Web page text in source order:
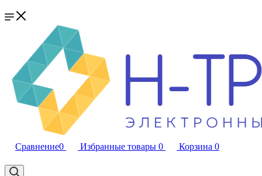
Сравнение0 Избранные товары 0 Корзина 0